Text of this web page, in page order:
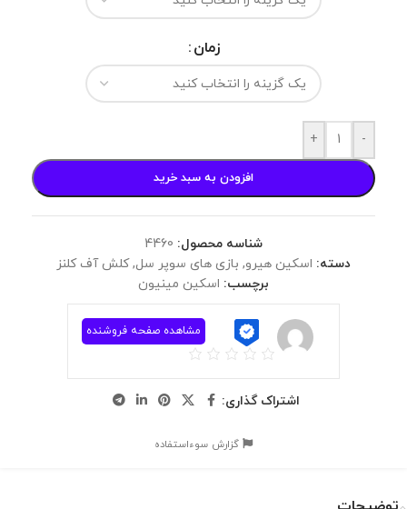
زمان
-
+
افزودن به سبد خرید
شناسه محصول: 4460
دسته: اسکین هیرو, بازی های سوپر سل, کلش آف کلنز
برچسب: اسکین مینیون
مشاهده صفحه فروشنده
اشتراک گذاری:
گزارش سوءاستفاده